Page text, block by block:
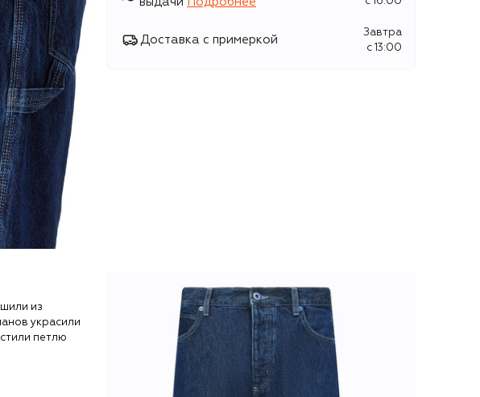
Доставка с примеркой
Завтра
c 13:00
из
украсили
петлю